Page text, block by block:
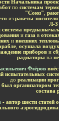
Начальника
по системам
"Союз"
из ракеты-
Л-3
система
и газа в
и внешних
, осушала
приборов и
радиаторы на
Флёров
испытательных
до реализации
организатором
состава
- автор шести статей